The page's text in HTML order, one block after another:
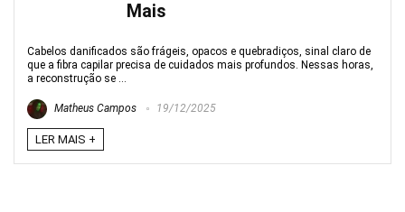
Mais
Cabelos danificados são frágeis, opacos e quebradiços, sinal claro de
que a fibra capilar precisa de cuidados mais profundos. Nessas horas,
a reconstrução se ...
Matheus Campos 19/12/2025
LER MAIS +